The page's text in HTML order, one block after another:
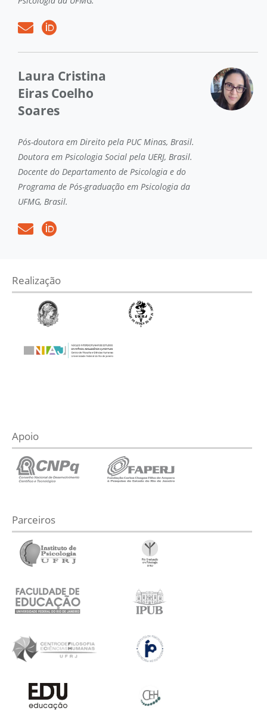
Laura Cristina
Eiras Coelho
Soares
Pós-doutora em Direito pela PUC Minas, Brasil.
Doutora em Psicologia Social pela UERJ, Brasil.
Docente do Departamento de Psicologia e do
Programa de Pós-graduação em Psicologia da
UFMG, Brasil.
Realização
Apoio
Parceiros